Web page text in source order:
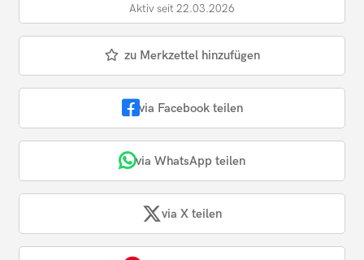
Aktiv seit 22.03.2026
zu Merkzettel hinzufügen
via Facebook teilen
via WhatsApp teilen
via X teilen